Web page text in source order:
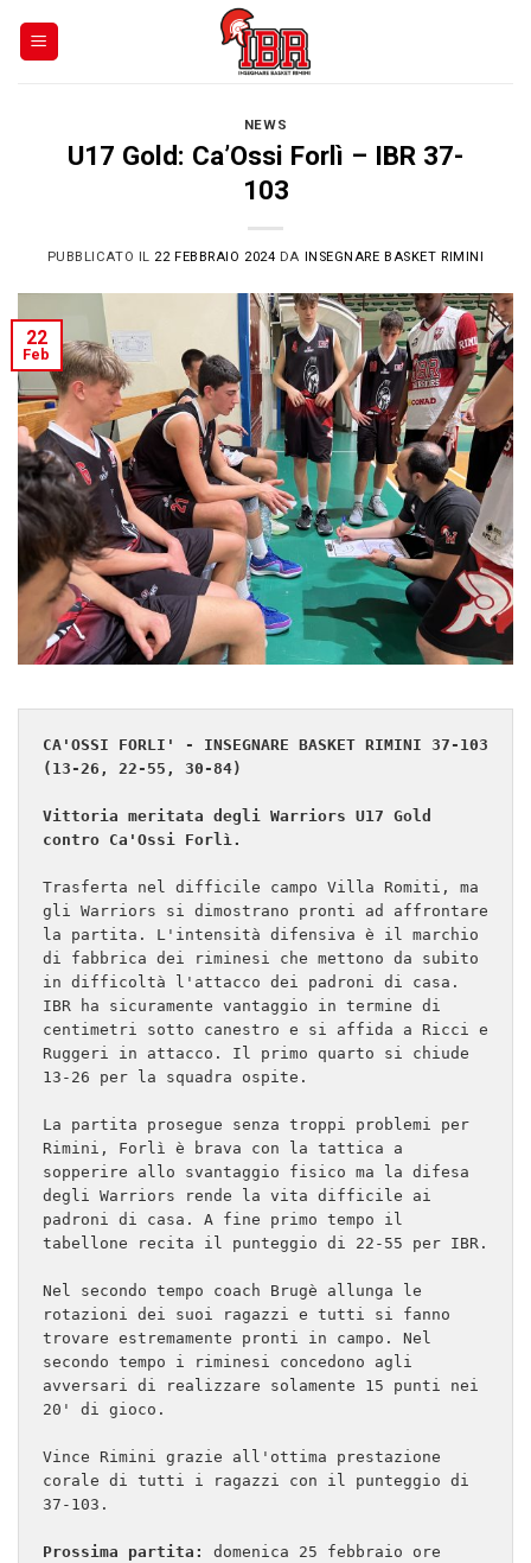
NEWS
U17 Gold: Ca’Ossi Forlì – IBR 37-
103
PUBBLICATO IL 22 FEBBRAIO 2024 DA INSEGNARE BASKET RIMINI
22
Feb
CA'OSSI FORLI' - INSEGNARE BASKET RIMINI 37-103
(13-26, 22-55, 30-84)
Vittoria meritata degli Warriors U17 Gold
contro Ca'Ossi Forlì.
Trasferta nel difficile campo Villa Romiti, ma
gli Warriors si dimostrano pronti ad affrontare
la partita. L'intensità difensiva è il marchio
di fabbrica dei riminesi che mettono da subito
in difficoltà l'attacco dei padroni di casa.
IBR ha sicuramente vantaggio in termine di
centimetri sotto canestro e si affida a Ricci e
Ruggeri in attacco. Il primo quarto si chiude
13-26 per la squadra ospite.
La partita prosegue senza troppi problemi per
Rimini, Forlì è brava con la tattica a
sopperire allo svantaggio fisico ma la difesa
degli Warriors rende la vita difficile ai
padroni di casa. A fine primo tempo il
tabellone recita il punteggio di 22-55 per IBR.
Nel secondo tempo coach Brugè allunga le
rotazioni dei suoi ragazzi e tutti si fanno
trovare estremamente pronti in campo. Nel
secondo tempo i riminesi concedono agli
avversari di realizzare solamente 15 punti nei
20' di gioco.
Vince Rimini grazie all'ottima prestazione
corale di tutti i ragazzi con il punteggio di
37-103.
Prossima partita:
domenica 25 febbraio ore